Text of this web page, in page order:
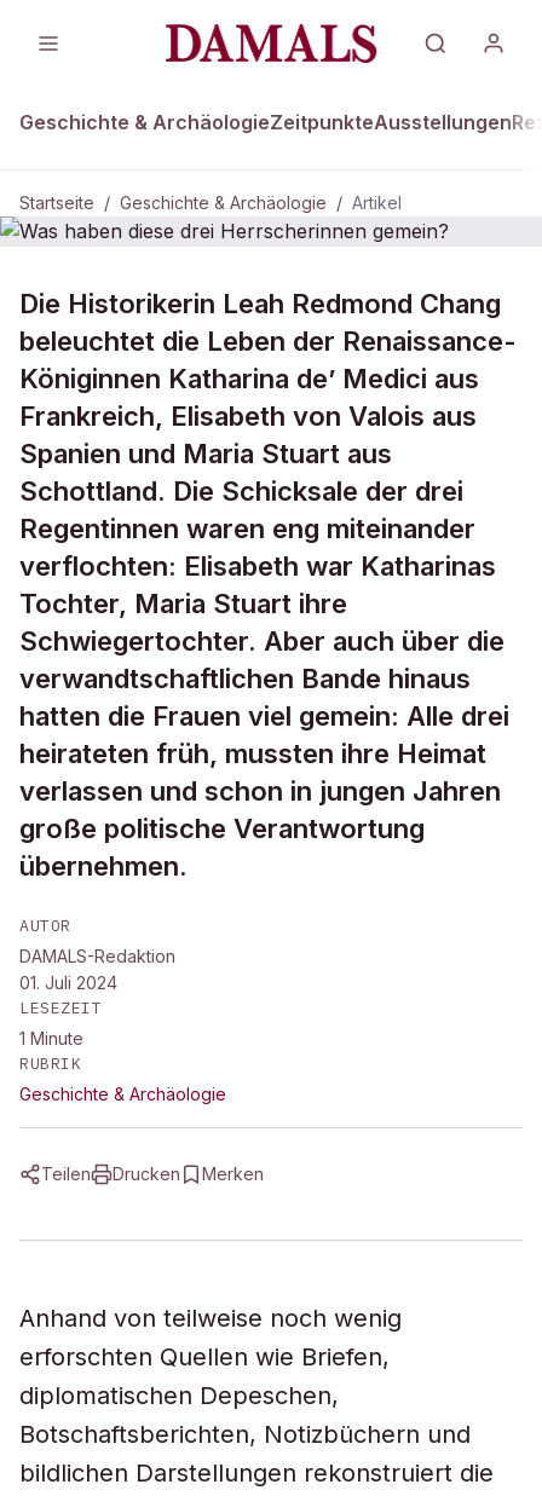
Geschichte & ArchäologieZeitpunkteAusstellungen
Startseite / Geschichte & Archäologie / Artikel
Was haben diese drei
Herrscherinnen gemein?
Die Historikerin Leah Redmond Chang
beleuchtet die Leben der Renaissance-
Königinnen Katharina de’ Medici aus
Frankreich, Elisabeth von Valois aus
Spanien und Maria Stuart aus
Schottland. Die Schicksale der drei
Regentinnen waren eng miteinander
verflochten: Elisabeth war Katharinas
Tochter, Maria Stuart ihre
Schwiegertochter. Aber auch über die
verwandtschaftlichen Bande hinaus
hatten die Frauen viel gemein: Alle drei
heirateten früh, mussten ihre Heimat
verlassen und schon in jungen Jahren
große politische Verantwortung
übernehmen.
AUTOR
DAMALS-Redaktion
01. Juli 2024
LESEZEIT
1 Minute
RUBRIK
Geschichte & Archäologie
Teilen Drucken Merken
Anhand von teilweise noch wenig
erforschten Quellen wie Briefen,
diplomatischen Depeschen,
Botschaftsberichten, Notizbüchern und
bildlichen Darstellungen rekonstruiert die